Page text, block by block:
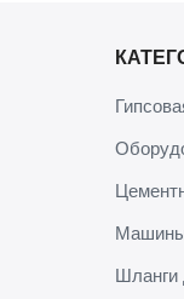
Машины
Шланги